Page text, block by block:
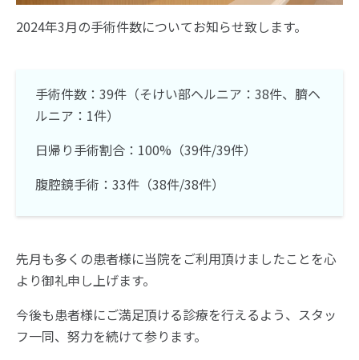
2024年3月の手術件数についてお知らせ致します。
手術件数：39件（そけい部ヘルニア：38件、臍ヘ
ルニア：1件）
日帰り手術割合：100%（39件/39件）
腹腔鏡手術：33件（38件/38件）
先月も多くの患者様に当院をご利用頂けましたことを心
より御礼申し上げます。
今後も患者様にご満足頂ける診療を行えるよう、スタッ
フ一同、努力を続けて参ります。